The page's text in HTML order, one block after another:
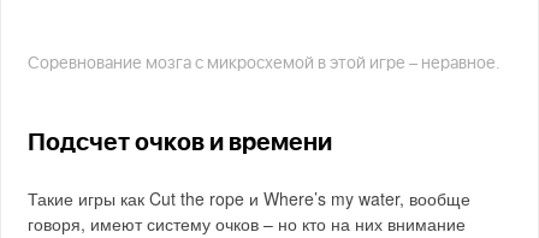
Соревнование мозга с микросхемой в этой игре – неравное.
Подсчет очков и времени
Такие игры как Cut the rope и Where’s my water, вообще
говоря, имеют систему очков – но кто на них внимание